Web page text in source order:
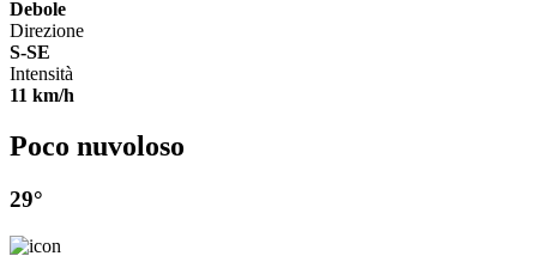
Debole
Direzione
S-SE
Intensità
11 km/h
Poco nuvoloso
29°